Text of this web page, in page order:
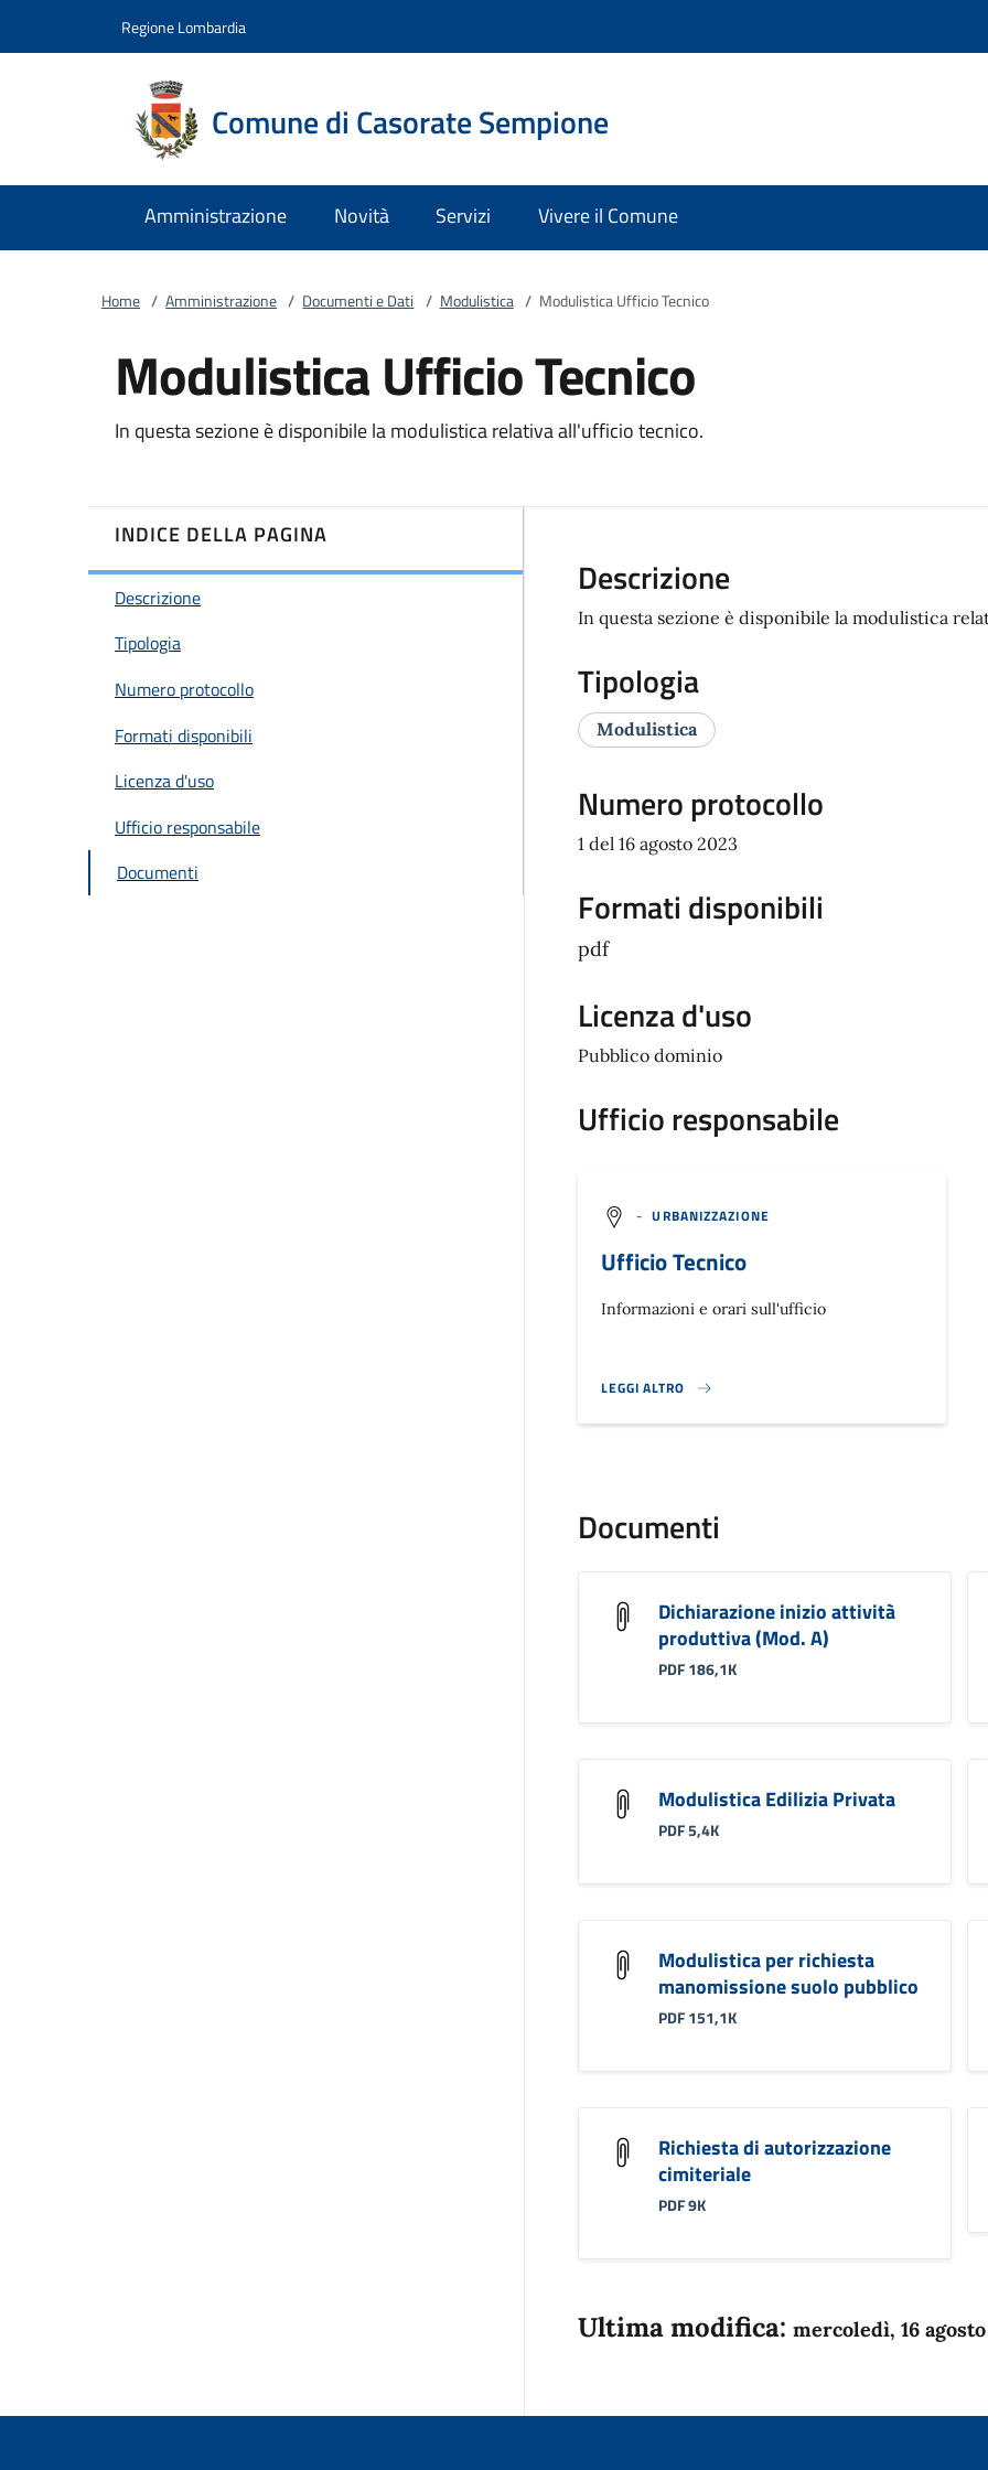
Regione Lombardia
Comune di Casorate Sempione
Amministrazione Novità Servizi Vivere il Comune
Home / Amministrazione / Documenti e Dati / Modulistica / Modulistica Ufficio Tecnico
Modulistica Ufficio Tecnico
In questa sezione è disponibile la modulistica relativa all'ufficio tecnico.
INDICE DELLA PAGINA
Descrizione
Tipologia
Numero protocollo
Formati disponibili
Licenza d'uso
Ufficio responsabile
Documenti
Descrizione
In questa sezione è disponibile la modulistica
Tipologia
Modulistica
Numero protocollo
1 del 16 agosto 2023
Formati disponibili
pdf
Licenza d'uso
Pubblico dominio
Ufficio responsabile
- URBANIZZAZIONE
Ufficio Tecnico
Informazioni e orari sull'ufficio
LEGGI ALTRO
}
Documenti
Dichiarazione inizio attività
produttiva (Mod. A)
PDF 186,1K
Modulistica Edilizia Privata
PDF 5,4K
Modulistica per richiesta
manomissione suolo pubblico
PDF 151,1K
Richiesta di autorizzazione
cimiteriale
PDF 9K
Ultima modifica: mercoledì, 16